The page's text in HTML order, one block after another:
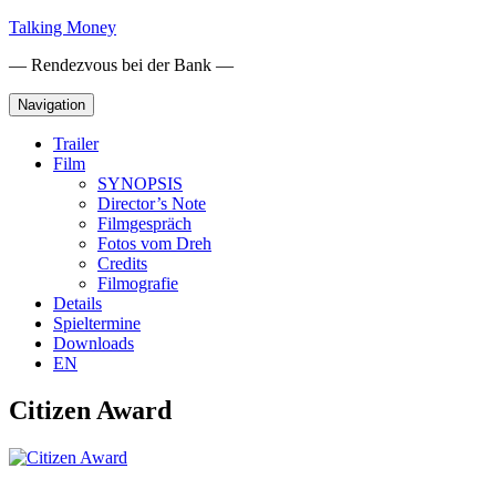
Skip
content
Talking Money
— Rendezvous bei der Bank —
Navigation
Trailer
Film
SYNOPSIS
Director’s Note
Filmgespräch
Fotos vom Dreh
Credits
Filmografie
Details
Spieltermine
Downloads
EN
Citizen Award